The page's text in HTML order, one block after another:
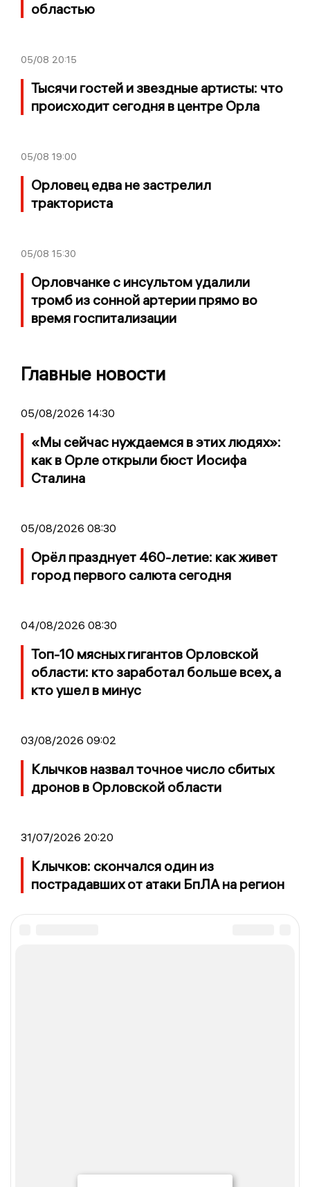
областью
05/08 20:15
Тысячи гостей и звездные артисты: что
происходит сегодня в центре Орла
05/08 19:00
Орловец едва не застрелил
тракториста
05/08 15:30
Орловчанке с инсультом удалили
тромб из сонной артерии прямо во
время госпитализации
Главные новости
05/08/2026 14:30
«Мы сейчас нуждаемся в этих людях»:
как в Орле открыли бюст Иосифа
Сталина
05/08/2026 08:30
Орёл празднует 460-летие: как живет
город первого салюта сегодня
04/08/2026 08:30
Топ-10 мясных гигантов Орловской
области: кто заработал больше всех, а
кто ушел в минус
03/08/2026 09:02
Клычков назвал точное число сбитых
дронов в Орловской области
31/07/2026 20:20
Клычков: скончался один из
пострадавших от атаки БпЛА на регион